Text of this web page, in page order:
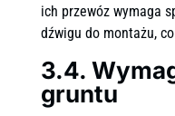
ich przewóz wymaga
dźwigu do montażu,
3.4.
gruntu